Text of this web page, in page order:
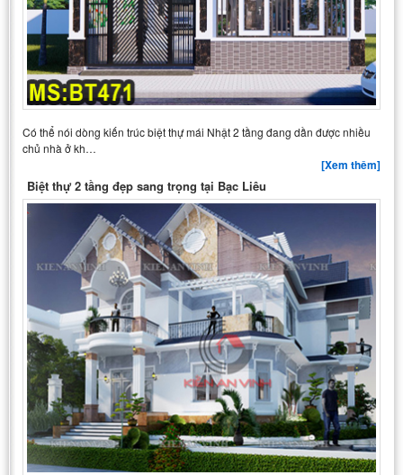
Có thể nói dòng kiến trúc biệt thự mái Nhật 2 tầng đang dần được nhiều
chủ nhà ở kh…
[Xem thêm]
Biệt thự 2 tầng đẹp sang trọng tại Bạc Liêu